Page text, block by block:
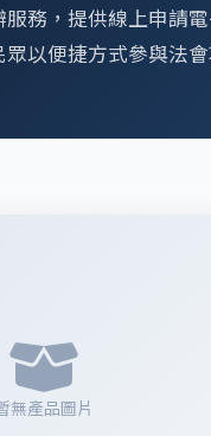
務，提供線上申請
以便捷方式參與法會
無產品圖片